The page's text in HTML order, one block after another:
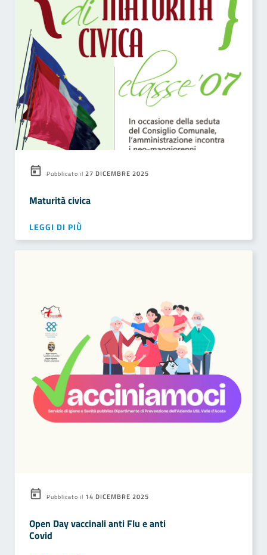
Pubblicato il 27 DICEMBRE 2025
Maturità civica
LEGGI DI PIÙ
Pubblicato il 14 DICEMBRE 2025
Open Day vaccinali anti Flu e anti
Covid